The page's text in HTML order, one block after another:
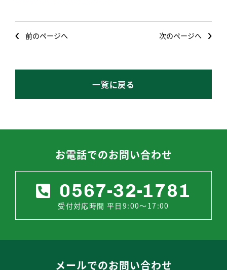
前のページへ 次のページへ
一覧に戻る
お電話でのお問い合わせ
0567-32-1781
受付対応時間 平日9:00～17:00
メールでのお問い合わせ